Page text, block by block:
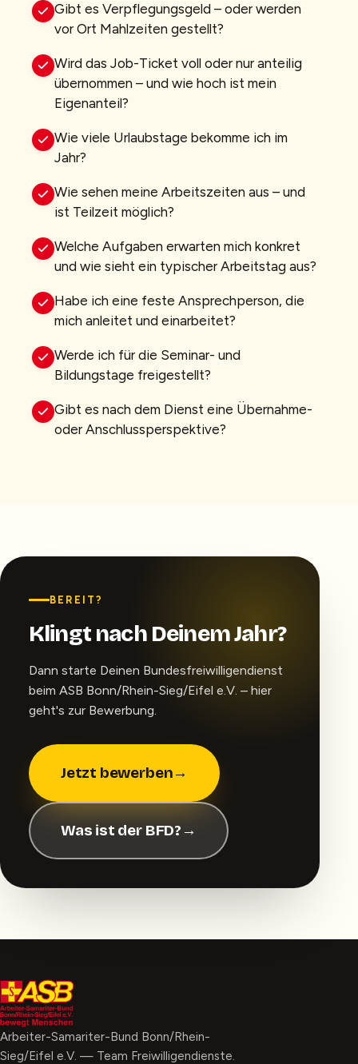
Gibt es Verpflegungsgeld – oder werden
vor Ort Mahlzeiten gestellt?
Wird das Job-Ticket voll oder nur anteilig
übernommen – und wie hoch ist mein
Eigenanteil?
Wie viele Urlaubstage bekomme ich im
Jahr?
Wie sehen meine Arbeitszeiten aus – und
ist Teilzeit möglich?
Welche Aufgaben erwarten mich konkret
und wie sieht ein typischer Arbeitstag aus?
Habe ich eine feste Ansprechperson, die
mich anleitet und einarbeitet?
Werde ich für die Seminar- und
Bildungstage freigestellt?
Gibt es nach dem Dienst eine Übernahme-
oder Anschlussperspektive?
BEREIT?
Klingt nach Deinem Jahr?
Dann starte Deinen Bundesfreiwilligendienst
beim ASB Bonn/Rhein-Sieg/Eifel e.V. – hier
geht's zur Bewerbung.
Jetzt bewerben→
Was ist der BFD?→
Arbeiter-Samariter-Bund Bonn/Rhein-
Sieg/Eifel e.V. — Team Freiwilligendienste.